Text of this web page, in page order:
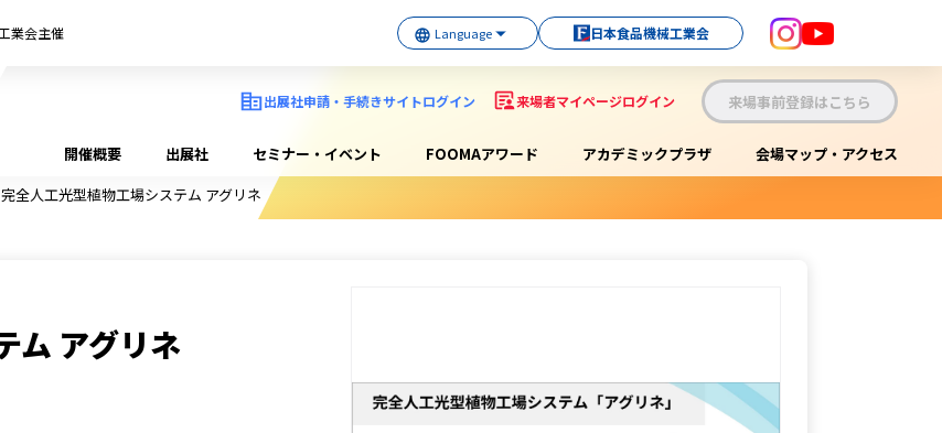
業会主催 日本食品機械工業会
出展社申請・手続きサイトログイン 来場者マイページログイン 来場事前登録はこちら
開催概要 出展社 セミナー・イベント FOOMAアワード アカデミックプラザ
会場マップ・アクセス
全人工光型植物工場システム アグリネ
ム アグリネ